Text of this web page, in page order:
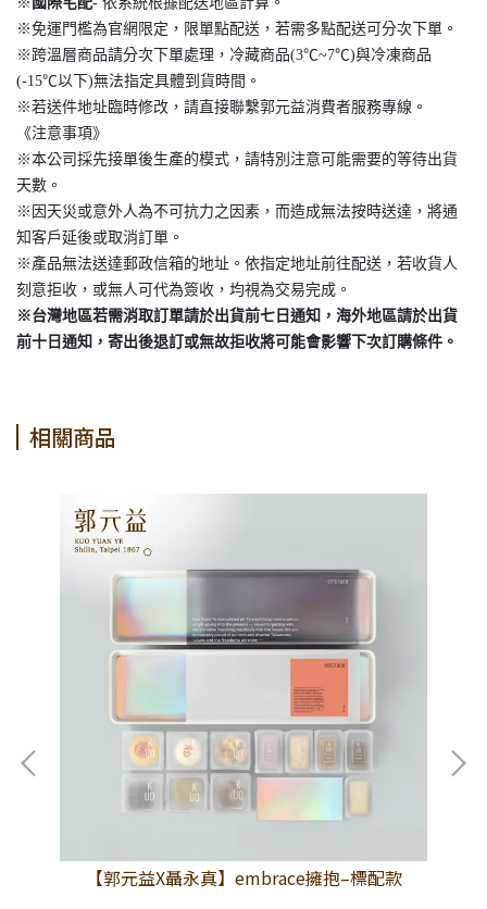
※免運門檻為官網限定，限單點配送，若需多點配送可分次下單。
※跨溫層商品請分次下單處理，冷藏商品(3℃~7℃)與冷凍商品
(-15℃以下)無法指定具體到貨時間。
※若送件地址臨時修改，請直接聯繫郭元益消費者服務專線。
《注意事項》
※本公司採先接單後生產的模式，請特別注意可能需要的等待出貨
天數。
※因天災或意外人為不可抗力之因素，而造成無法按時送達，將通
知客戶延後或取消訂單。
※產品無法送達郵政信箱的地址。依指定地址前往配送，若收貨人
刻意拒收，或無人可代為簽收，均視為交易完成。
※台灣地區若需消取訂單請於出貨前七日通知，海外地區請於出貨
前十日通知，寄出後退訂或無故拒收將可能會影響下次訂購條件。
相關商品
【郭元益X聶永真】embrace擁抱–標配款